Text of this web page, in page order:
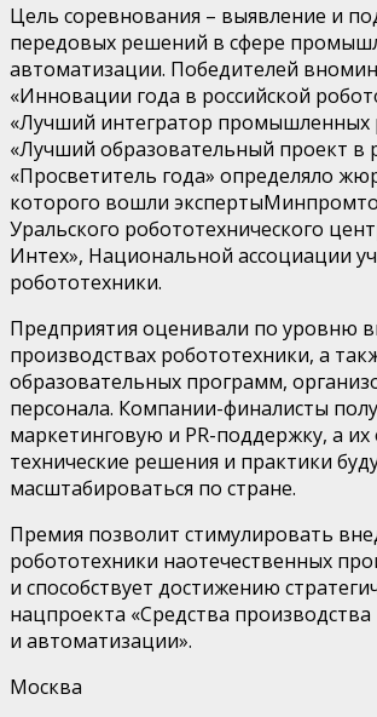
Цель соревнования – выявление и
передовых решений в сфере
автоматизации. Победителей в
«Инновации года в российской
«Лучший интегратор промышленных
«Лучший образовательный проект в
«Просветитель года» определяло
которого вошли эксперты
Уральского робототехнического
Интех», Национальной ассоциации
робототехники.
Предприятия оценивали по уровню
производствах робототехники, а
образовательных программ,
персонала. Компании-финалисты
маркетинговую и PR-поддержку, а их
технические решения и практики
масштабироваться по стране.
Премия позволит стимулировать
робототехники наотечественных
и способствует достижению
нацпроекта «Средства производства
и автоматизации».
Москва